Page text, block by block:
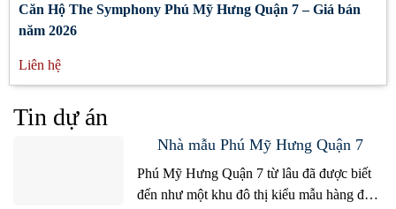
Căn Hộ The Symphony Phú Mỹ Hưng Quận 7 – Giá bán
năm 2026
Liên hệ
Tin dự án
Nhà mẫu Phú Mỹ Hưng Quận 7
Phú Mỹ Hưng Quận 7 từ lâu đã được biết
đến như một khu đô thị kiểu mẫu hàng đầu